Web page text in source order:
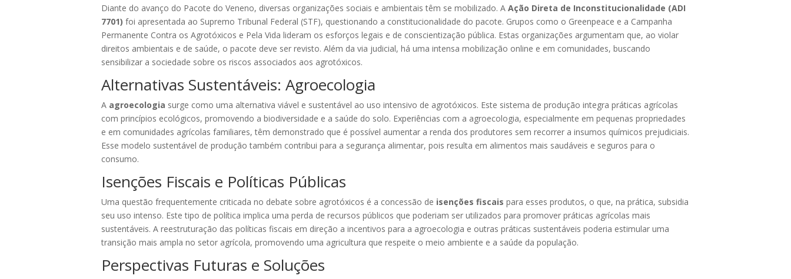
Diante do avanço do Pacote do Veneno, diversas organizações sociais e ambientais têm se mobilizado. A Ação Direta de Inconstitucionalidade (ADI
7701) foi apresentada ao Supremo Tribunal Federal (STF), questionando a constitucionalidade do pacote. Grupos como o Greenpeace e a Campanha
Permanente Contra os Agrotóxicos e Pela Vida lideram os esforços legais e de conscientização pública. Estas organizações argumentam que, ao violar
direitos ambientais e de saúde, o pacote deve ser revisto. Além da via judicial, há uma intensa mobilização online e em comunidades, buscando
sensibilizar a sociedade sobre os riscos associados aos agrotóxicos.
Alternativas Sustentáveis: Agroecologia
A agroecologia surge como uma alternativa viável e sustentável ao uso intensivo de agrotóxicos. Este sistema de produção integra práticas agrícolas
com princípios ecológicos, promovendo a biodiversidade e a saúde do solo. Experiências com a agroecologia, especialmente em pequenas propriedades
e em comunidades agrícolas familiares, têm demonstrado que é possível aumentar a renda dos produtores sem recorrer a insumos químicos prejudiciais.
Esse modelo sustentável de produção também contribui para a segurança alimentar, pois resulta em alimentos mais saudáveis e seguros para o
consumo.
Isenções Fiscais e Políticas Públicas
Uma questão frequentemente criticada no debate sobre agrotóxicos é a concessão de isenções fiscais para esses produtos, o que, na prática, subsidia
seu uso intenso. Este tipo de política implica uma perda de recursos públicos que poderiam ser utilizados para promover práticas agrícolas mais
sustentáveis. A reestruturação das políticas fiscais em direção a incentivos para a agroecologia e outras práticas sustentáveis poderia estimular uma
transição mais ampla no setor agrícola, promovendo uma agricultura que respeite o meio ambiente e a saúde da população.
Perspectivas Futuras e Soluções